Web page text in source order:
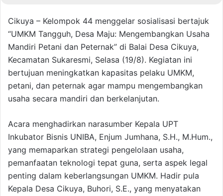
Cikuya – Kelompok 44 menggelar sosialisasi bertajuk
“UMKM Tangguh, Desa Maju: Mengembangkan Usaha
Mandiri Petani dan Peternak” di Balai Desa Cikuya,
Kecamatan Sukaresmi, Selasa (19/8). Kegiatan ini
bertujuan meningkatkan kapasitas pelaku UMKM,
petani, dan peternak agar mampu mengembangkan
usaha secara mandiri dan berkelanjutan.
Acara menghadirkan narasumber Kepala UPT
Inkubator Bisnis UNIBA, Enjum Jumhana, S.H., M.Hum.,
yang memaparkan strategi pengelolaan usaha,
pemanfaatan teknologi tepat guna, serta aspek legal
penting dalam keberlangsungan UMKM. Hadir pula
Kepala Desa Cikuya, Buhori, S.E., yang menyatakan